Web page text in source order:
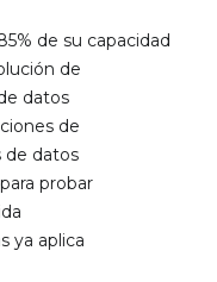
de su capacidad
de
datos
de
de datos
probar
ya aplica